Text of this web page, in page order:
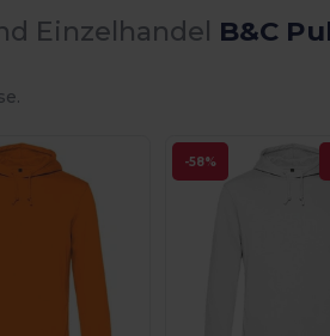
Einzelhandel B&C
-58%